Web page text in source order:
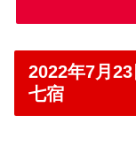
2022年7月
七宿